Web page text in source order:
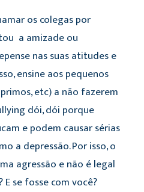
os colegas por
a amizade ou
nas suas atitudes e
ensine aos pequenos
etc) a não fazerem
dói, dói porque
e podem causar sérias
a depressão. Por isso, o
agressão e não é legal
se fosse com você?